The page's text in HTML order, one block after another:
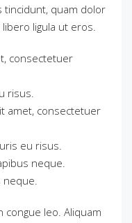
tincidunt, quam dolor
ligula ut eros.
consectetuer
risus.
amet, consectetuer
eu risus.
neque.
neque.
congue leo. Aliquam